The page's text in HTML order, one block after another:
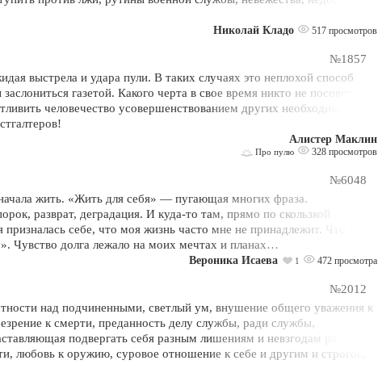
Николай Кладо 517 просмотров
№1857
выстрела и удара пули. В таких случаях это неплохой способ
газетой. Какого черта в свое время никто не посоветовал
человечество усовершенствованием других необходимых
Алистер Маклин
Про пулю 328 просмотров
№6048
жить. «Жить для себя» — пугающая многих фраза.
разврат, деградация. И куда-то там, прямо по скользкой
себе, что моя жизнь часто мне не принадлежит. Что в ней
Чувство долга лежало на моих мечтах и планах…
Вероника Исаева 1 472 просмотра
№2012
над подчиненными, светлый ум, внушение общего уважения к
к смерти, преданность делу службы, ради службы,
подвергать себя разным лишениям и невзгодам ради
любовь к оружию, суровое отношение к себе и другим и строгое,